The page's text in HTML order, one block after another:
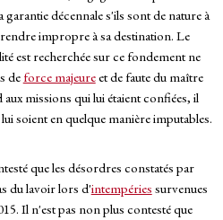
décennale s'ils sont de nature à
impropre à sa destination. Le
est recherchée sur ce fondement ne
de force majeureet de faute du maître
missions qui lui étaient confiées, il
soient en quelque manière imputables.
que les désordres constatés par
du lavoir lors d'intempéries survenues
Il n'est pas non plus contesté que